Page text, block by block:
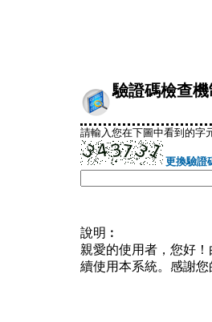
驗證碼檢查機
請輸入您在下圖中看到的字
更換驗證
說明︰
親愛的使用者，您好
續使用本系統。感謝您